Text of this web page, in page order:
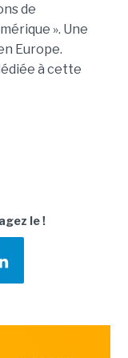
de
». Une
Europe.
à cette
le !